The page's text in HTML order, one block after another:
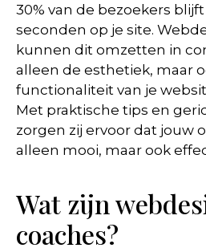
30% van de bezoekers
seconden op je site.
kunnen dit omzetten in
alleen de esthetiek, maar
functionaliteit van je
Met praktische tips en
zorgen zij ervoor dat jouw
alleen mooi, maar ook
Wat zijn
coaches?